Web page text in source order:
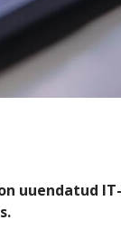
uuendatud